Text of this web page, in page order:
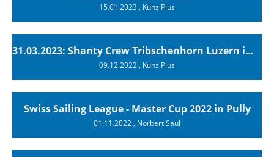
15.01.2023, Kunz Pius
31.03.2023: Shanty Crew Tribschenhorn Luzern im Stadtkeller
09.12.2022, Kunz Pius
Swiss Sailing League - Master Cup 2022 in Pully
01.11.2022, Norbert Saul